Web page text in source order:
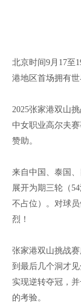
北京时间9月17至
港地区首场拥有
2025张家港双山
中女职业高尔夫
赞助。
来自中国、泰国
展开为期三轮（
不占位）。对球
烈！
张家港双山挑战
到最后几个洞才
实现逆转夺冠，
的考验。